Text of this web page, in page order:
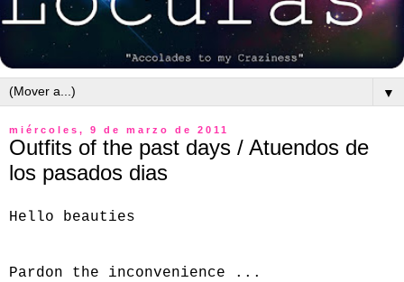
▼
miércoles, 9 de marzo de 2011
Outfits of the past days / Atuendos de
los pasados dias
Hello beauties
Pardon the inconvenience ...